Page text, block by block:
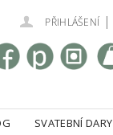
PŘIHLÁŠENÍ |
SVATEBNÍ DARY